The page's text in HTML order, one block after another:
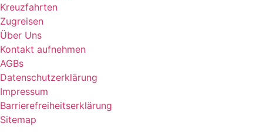
Kreuzfahrten
Zugreisen
Über Uns
Kontakt aufnehmen
AGBs
Datenschutzerklärung
Impressum
Barrierefreiheitserklärung
Sitemap